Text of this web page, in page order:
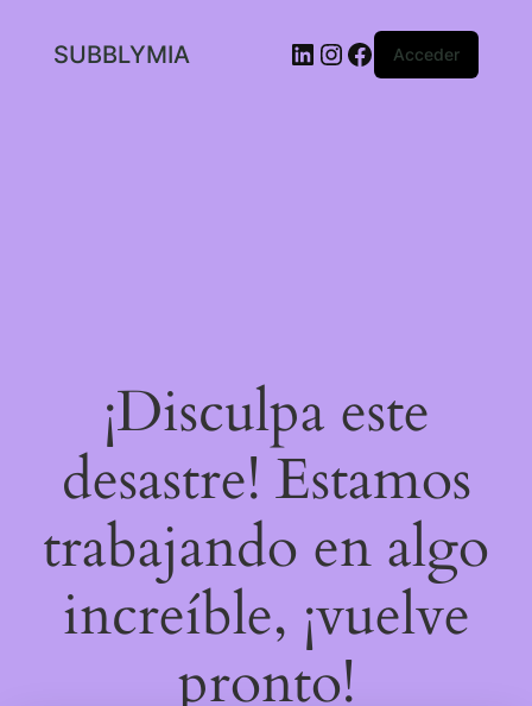
SUBBLYMIA LinkedIn
Instagram
Facebook
Acceder
¡Disculpa este
desastre! Estamos
trabajando en algo
increíble, ¡vuelve
pronto!